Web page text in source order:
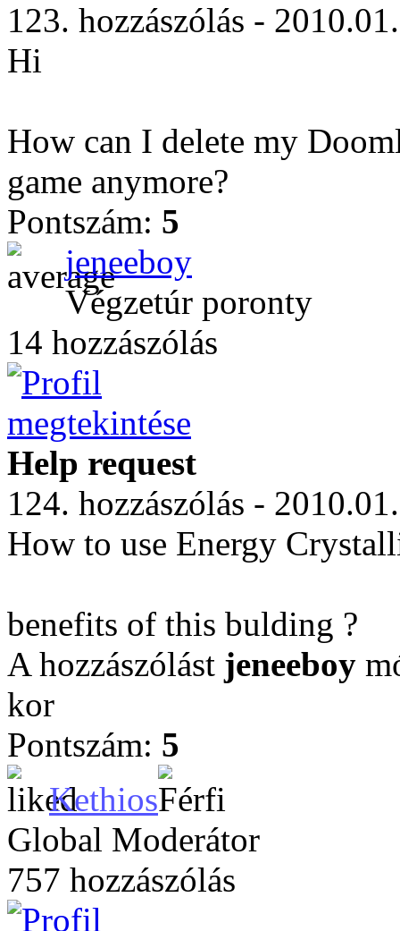
123. hozzászólás -
Hi
How can I delete my
game anymore?
Pontszám: 5
jeneeboy
Végzetúr poronty
14 hozzászólás
Help request
124. hozzászólás -
How to use Energy
benefits of this bulding ?
A hozzászólást jeneeboy
kor
Pontszám: 5
Kethios
Global Moderátor
757 hozzászólás